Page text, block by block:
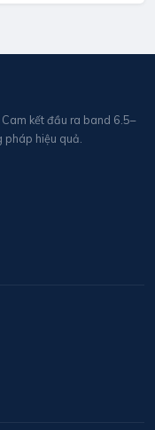
Cam kết đầu ra band 6.5–
hiệu quả.